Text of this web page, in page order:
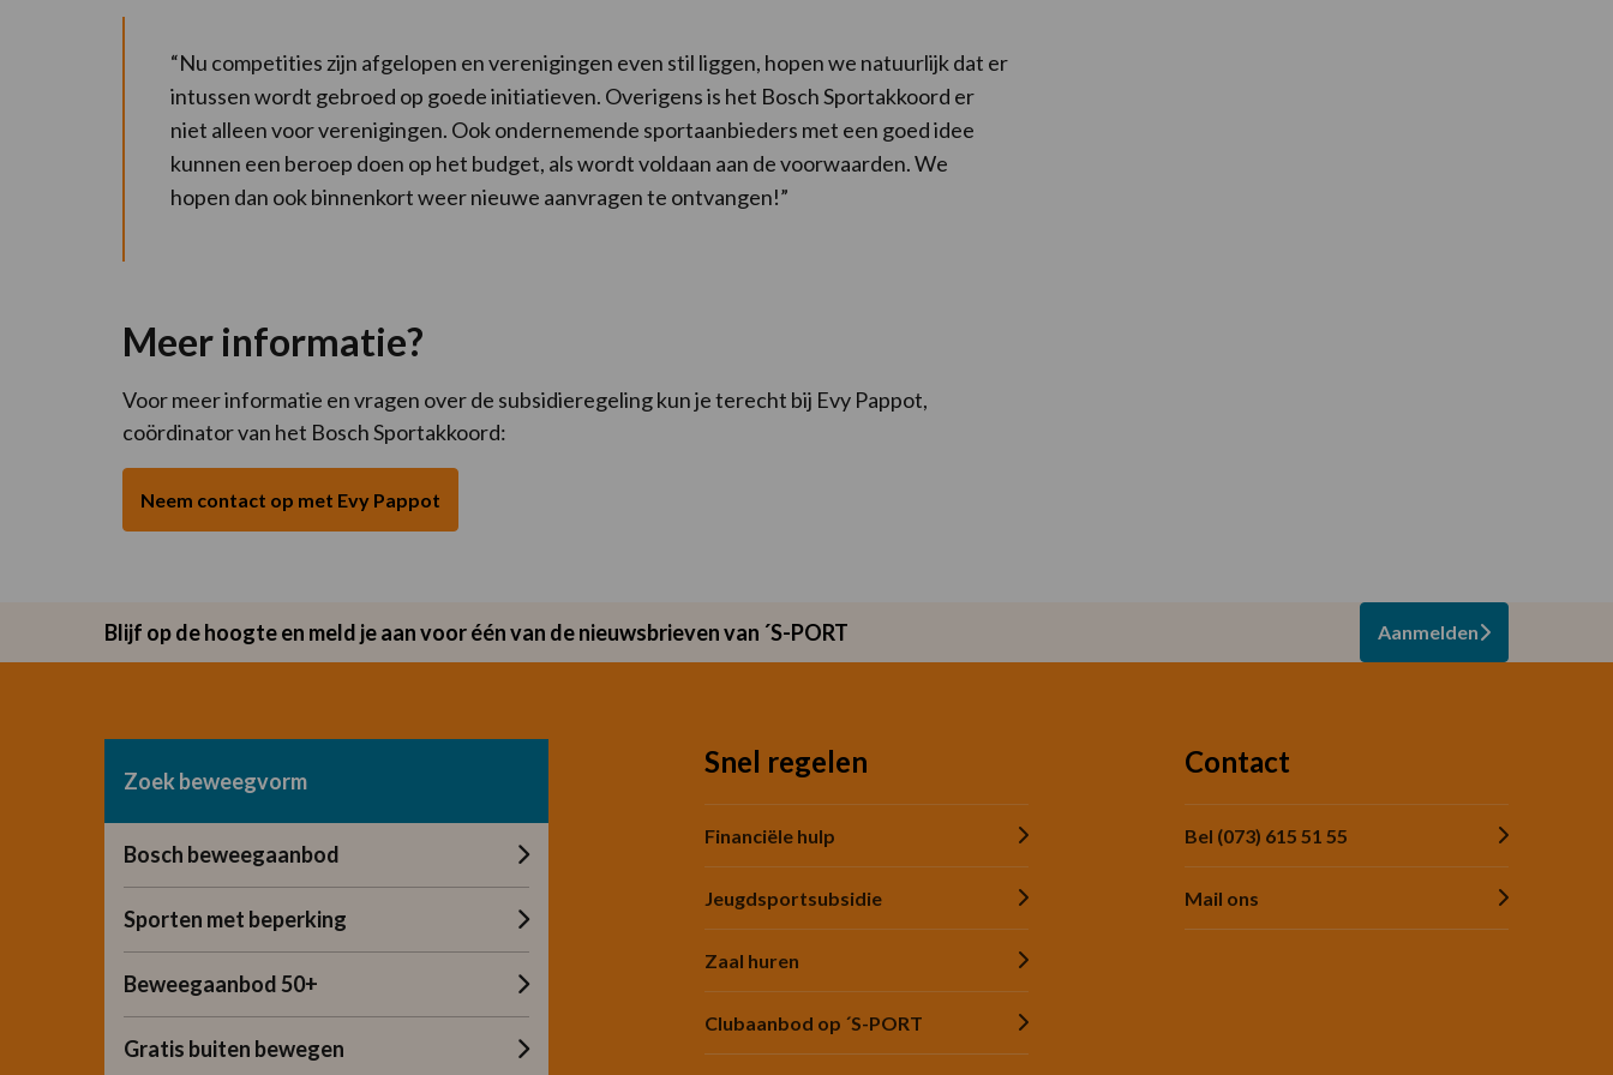
“Nu competities zijn afgelopen en verenigingen even stil liggen, hopen we natuurlijk dat er
intussen wordt gebroed op goede initiatieven. Overigens is het Bosch Sportakkoord er
niet alleen voor verenigingen. Ook ondernemende sportaanbieders met een goed idee
kunnen een beroep doen op het budget, als wordt voldaan aan de voorwaarden. We
hopen dan ook binnenkort weer nieuwe aanvragen te ontvangen!”
Meer informatie?
Voor meer informatie en vragen over de subsidieregeling kun je terecht bij Evy Pappot,
coördinator van het Bosch Sportakkoord:
Neem contact op met Evy Pappot
Blijf op de hoogte en meld je aan voor één van de nieuwsbrieven van ´S-PORT Aanmelden
Zoek beweegvorm
Bosch beweegaanbod
Sporten met beperking
Beweegaanbod 50+
Gratis buiten bewegen
Snel regelen
Financiële hulp
Jeugdsportsubsidie
Zaal huren
Clubaanbod op ´S-PORT
Contact
Bel (073) 615 51 55
Mail ons